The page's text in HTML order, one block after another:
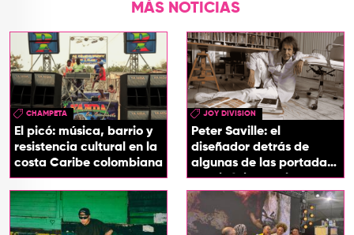
MÁS NOTICIAS
CHAMPETA
El picó: música, barrio y
resistencia cultural en la
costa Caribe colombiana
JOY DIVISION
Peter Saville: el
diseñador detrás de
algunas de las portadas
más icónicas del rock